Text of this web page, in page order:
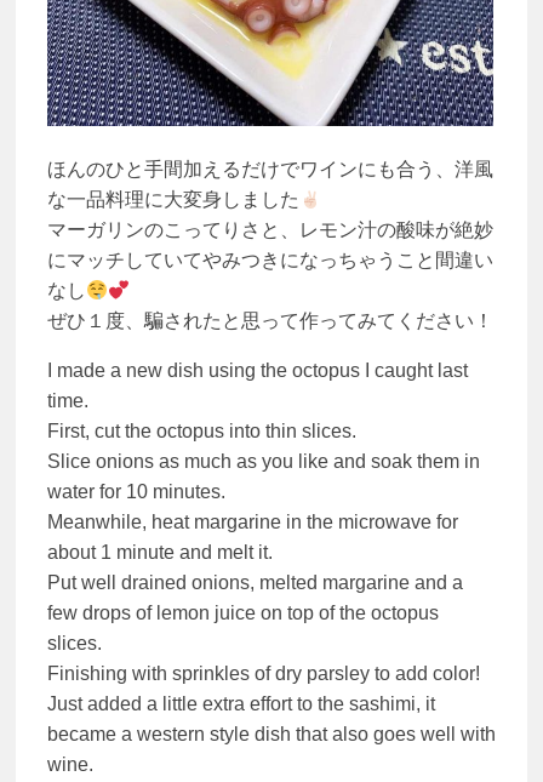
ほんのひと手間加えるだけでワインにも合う、洋風
な一品料理に大変身しました
マーガリンのこってりさと、レモン汁の酸味が絶妙
にマッチしていてやみつきになっちゃうこと間違い
なし
ぜひ１度、騙されたと思って作ってみてください！
I made a new dish using the octopus I caught last
time.
First, cut the octopus into thin slices.
Slice onions as much as you like and soak them in
water for 10 minutes.
Meanwhile, heat margarine in the microwave for
about 1 minute and melt it.
Put well drained onions, melted margarine and a
few drops of lemon juice on top of the octopus
slices.
Finishing with sprinkles of dry parsley to add color!
Just added a little extra effort to the sashimi, it
became a western style dish that also goes well with
wine.